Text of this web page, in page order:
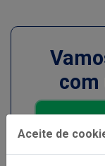
com
Aceite de